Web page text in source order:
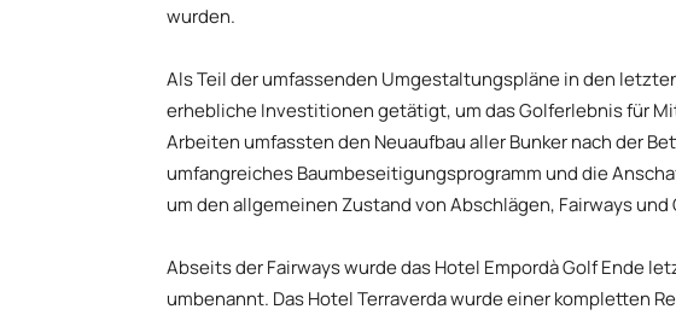
wurden.
Als Teil der umfassenden Umgestaltungspläne in den
erhebliche Investitionen getätigt, um das Golferlebnis für
Arbeiten umfassten den Neuaufbau aller Bunker nach der
umfangreiches Baumbeseitigungsprogramm und die
um den allgemeinen Zustand von Abschlägen, Fairways und
Abseits der Fairways wurde das Hotel Empordà Golf Ende
umbenannt. Das Hotel Terraverda wurde einer kompletten